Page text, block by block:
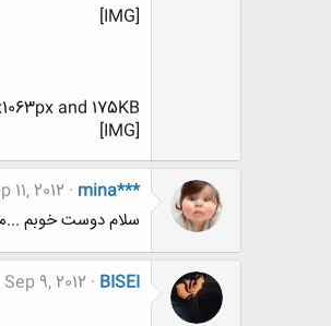
[IMG]
and 175KB.
[IMG]
mina***
11, 2012
سلام دوست خوبم
BISEI
Sep 9, 2012